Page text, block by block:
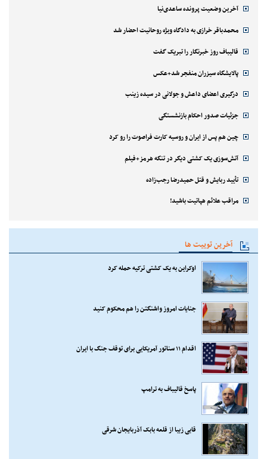
آخرین وضعیت پرونده ساعدی‌نیا
محمدباقر خرازی به دادگاه ویژه روحانیت احضار شد
قالیباف روز خبرنگار را تبریک گفت
پالایشگاه سیزران منفجر شد+عکس
درگیری اعضای داعش و جولانی در سیده زینب
جزئیات صدور احکام بازنشستگی
چین هم پس از ایران و روسیه کارت فراصوت را رو کرد
آتش‌سوزی یک کشتی دیگر در تنگه هرمز+فیلم
تأیید ربایش و قتل حمیدرضا رجب‌زاده
مراقب علائم هپاتیت باشید!
آخرین توییت ها
اوکراین به یک کشتی ترکیه حمله کرد
جنایات امروز واشنگتن را هم محکوم کنید
اقدام ۱۱ سناتور آمریکایی برای توقف جنگ با ایران
پاسخ قالیباف به ترامپ
قابی زیبا از قلعه بابک آذربایجان شرقی